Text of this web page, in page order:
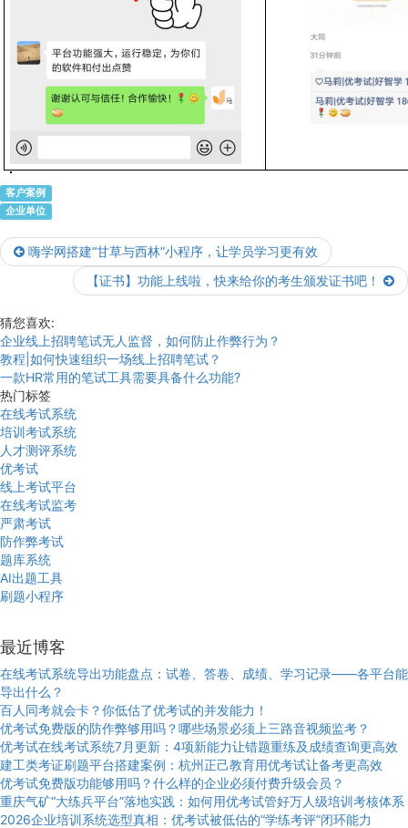
客户案例
企业单位
嗨学网搭建“甘草与西林”小程序，让学员学习更有效
【证书】功能上线啦，快来给你的考生颁发证书吧！
猜您喜欢:
企业线上招聘笔试无人监督，如何防止作弊行为？
教程|如何快速组织一场线上招聘笔试？
一款HR常用的笔试工具需要具备什么功能?
热门标签
在线考试系统
培训考试系统
人才测评系统
优考试
线上考试平台
在线考试监考
严肃考试
防作弊考试
题库系统
AI出题工具
刷题小程序
最近博客
在线考试系统导出功能盘点：试卷、答卷、成绩、学习记录——各平台能
导出什么？
百人同考就会卡？你低估了优考试的并发能力！
优考试免费版的防作弊够用吗？哪些场景必须上三路音视频监考？
优考试在线考试系统7月更新：4项新能力让错题重练及成绩查询更高效
建工类考证刷题平台搭建案例：杭州正己教育用优考试让备考更高效
优考试免费版功能够用吗？什么样的企业必须付费升级会员？
重庆气矿“大练兵平台”落地实践：如何用优考试管好万人级培训考核体系
2026企业培训系统选型真相：优考试被低估的“学练考评”闭环能力